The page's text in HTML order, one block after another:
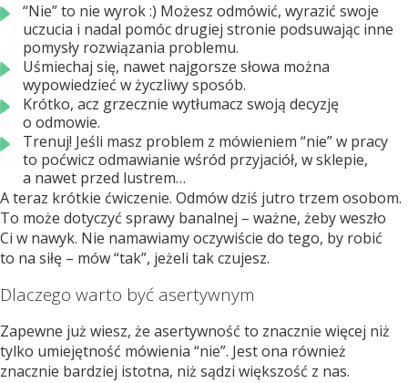
“Nie” to nie wyrok :) Możesz odmówić, wyrazić swoje
uczucia i nadal pomóc drugiej stronie podsuwając inne
pomysły rozwiązania problemu.
Uśmiechaj się, nawet najgorsze słowa można
wypowiedzieć w życzliwy sposób.
Krótko, acz grzecznie wytłumacz swoją decyzję
o odmowie.
Trenuj! Jeśli masz problem z mówieniem “nie” w pracy
to poćwicz odmawianie wśród przyjaciół, w sklepie,
a nawet przed lustrem…
A teraz krótkie ćwiczenie. Odmów dziś jutro trzem osobom.
To może dotyczyć sprawy banalnej – ważne, żeby weszło
Ci w nawyk. Nie namawiamy oczywiście do tego, by robić
to na siłę – mów “tak”, jeżeli tak czujesz.
Dlaczego warto być asertywnym
Zapewne już wiesz, że asertywność to znacznie więcej niż
tylko umiejętność mówienia “nie”. Jest ona również
znacznie bardziej istotna, niż sądzi większość z nas.